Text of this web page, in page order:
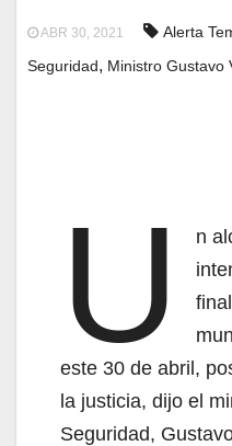
ABR 30, 2021 Alerta
Seguridad, Ministro Gustavo
U
n
este 30 de abril,
la justicia, dijo el
Seguridad,